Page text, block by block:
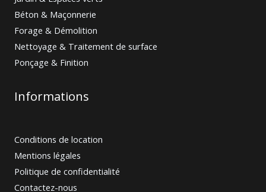
Béton & Maçonnerie
Forage & Démolition
Nettoyage & Traitement de surface
Ponçage & Finition
Informations
Conditions de location
Mentions légales
Politique de confidentialité
Contactez-nous